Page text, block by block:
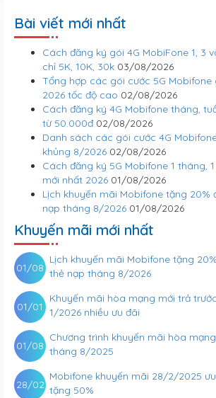
Bài viết mới nhất
Cách đăng ký gói 4G MobiFone 1, 3
chỉ 5K, 10K, 30k 03/08/2026
Tổng hợp các gói cước 5G Mobifone
2026 tốc độ cao 02/08/2026
Cách đăng ký 4G Mobifone tháng,
từ 50.000đ 02/08/2026
Danh sách các gói cước 4G
khủng 8/2026 02/08/2026
Cách đăng ký 5G Mobifone 1 tháng,
mới nhất 2026 01/08/2026
Lịch khuyến mãi Mobifone tặng 20%
nạp tháng 8/2026 01/08/2026
Khuyến mãi mới nhất
Lịch khuyến mãi Mobifone tặng
thẻ nạp tháng 8/2026
01/08
Khuyến mãi hòa mạng mới trả
1/2026 nhiều ưu đãi
01/01
Chương trình khuyến mãi hòa
tháng 8/2025
01/08
Mobifone khuyến mãi 28/2/2025 ưu
tặng 50%
28/02